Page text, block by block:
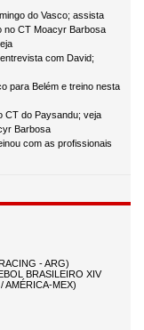
do Vasco; assista
no CT Moacyr Barbosa
com David;
para Belém e treino nesta
CT do Paysandu; veja
Barbosa
com as profissionais